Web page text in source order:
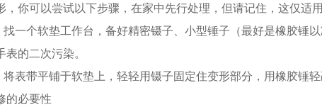
可以尝试以下步骤，在家中先行处理，但请记住，这仅适用
个软垫工作台，备好精密镊子、小型锤子（最好是橡胶锤
的二次污染。
带平铺于软垫上，轻轻用镊子固定住变形部分，用橡胶锤轻
必要性